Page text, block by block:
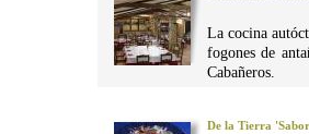
La cocina
fogones de
Cabañeros.
De la Tierra